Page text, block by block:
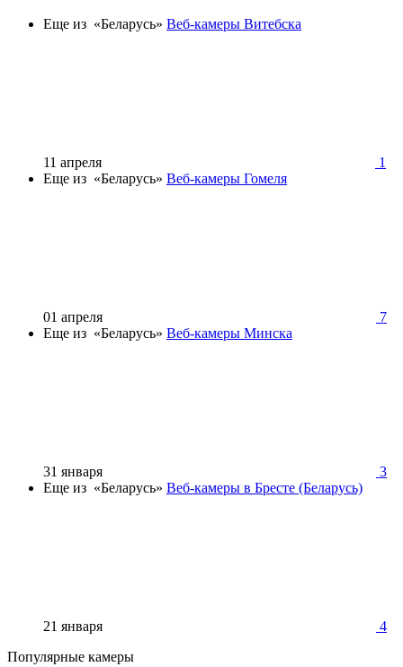
Еще из «Беларусь» Веб-камеры Витебска
11 апреля
1
Еще из «Беларусь» Веб-камеры Гомеля
01 апреля
7
Еще из «Беларусь» Веб-камеры Минска
31 января
3
Еще из «Беларусь» Веб-камеры в Бресте (Беларусь)
21 января
4
Популярные камеры